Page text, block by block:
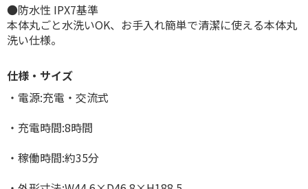
●防水性 IPX7基準
本体丸ごと水洗いOK、お手入れ簡単で清潔に使える本体丸
洗い仕様。
仕様・サイズ
・電源:充電・交流式
・充電時間:8時間
・稼働時間:約35分